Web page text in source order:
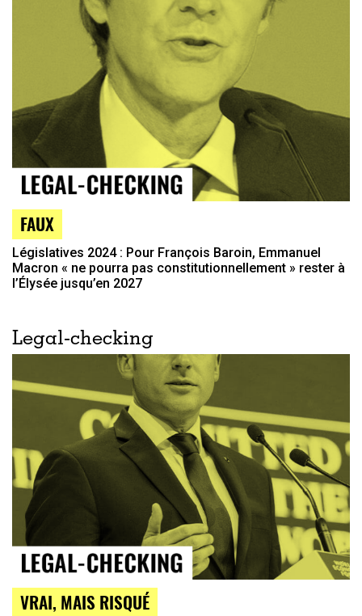
FAUX
Législatives 2024 : Pour François Baroin, Emmanuel
Macron « ne pourra pas constitutionnellement » rester à
l’Élysée jusqu’en 2027
Legal-checking
VRAI, MAIS RISQUÉ